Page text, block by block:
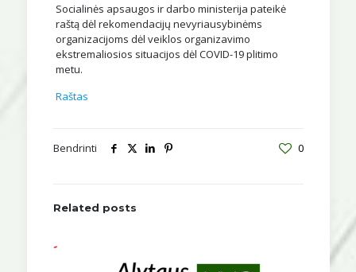
Socialinės apsaugos ir darbo ministerija pateikė
raštą dėl rekomendacijų nevyriausybinėms
organizacijoms dėl veiklos organizavimo
ekstremaliosios situacijos dėl COVID-19 plitimo
metu.
Raštas
Bendrinti 0
Related posts